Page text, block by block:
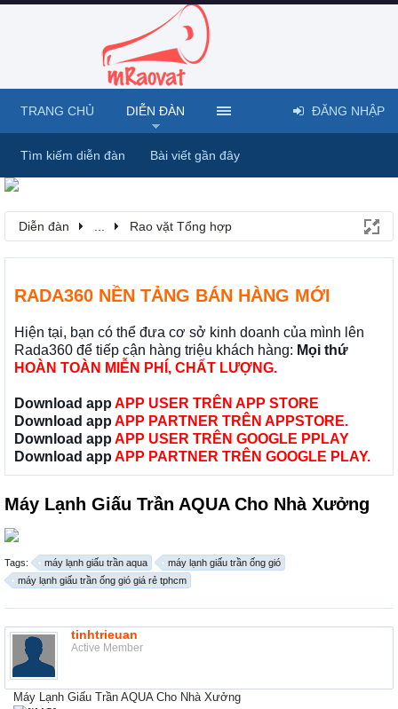
Diễn đàn Rao vặt Tổng hợp
RADA360 NỀN TẢNG BÁN HÀNG MỚI
Hiện tại, bạn có thể đưa cơ sở kinh doanh của mình lên
Rada360 để tiếp cận hàng triệu khách hàng: Mọi thứ
HOÀN TOÀN MIỄN PHÍ, CHẤT LƯỢNG.
Download app APP USER TRÊN APP STORE
Download app APP PARTNER TRÊN APPSTORE.
Download app APP USER TRÊN GOOGLE PPLAY
Download app APP PARTNER TRÊN GOOGLE PLAY.
Máy Lạnh Giấu Trần AQUA Cho Nhà Xưởng
Tags: máy lạnh giấu trần aqua
máy lạnh giấu trần ống gió
máy lạnh giấu trần ống gió giá rẻ tphcm
tinhtrieuan
Active Member
Máy Lạnh Giấu Trần AQUA Cho Nhà Xưởng
TRANG CHỦ DIỄN ĐÀN
Tìm kiếm diễn đàn Bài viết gần đây
ĐĂNG NHẬP